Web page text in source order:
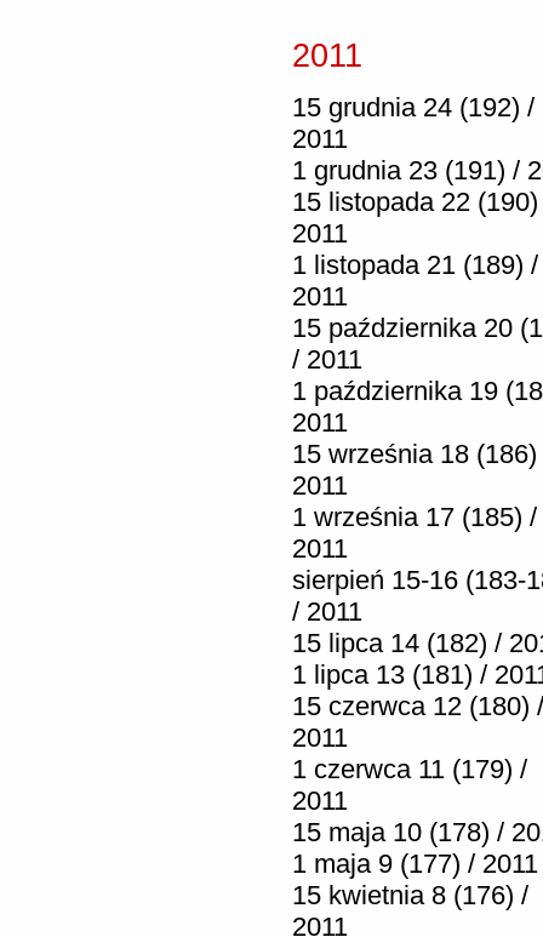
2011
15 grudnia 24 (192) /
2011
1 grudnia 23 (191) /
15 listopada 22
2011
1 listopada 21 (189) /
2011
15 października 20
/ 2011
1 października 19
2011
15 września 18 (186)
2011
1 września 17 (185) /
2011
sierpień 15-16 (183-
/ 2011
15 lipca 14 (182) /
1 lipca 13 (181) /
15 czerwca 12 (180) /
2011
1 czerwca 11 (179) /
2011
15 maja 10 (178) /
1 maja 9 (177) / 2011
15 kwietnia 8 (176) /
2011